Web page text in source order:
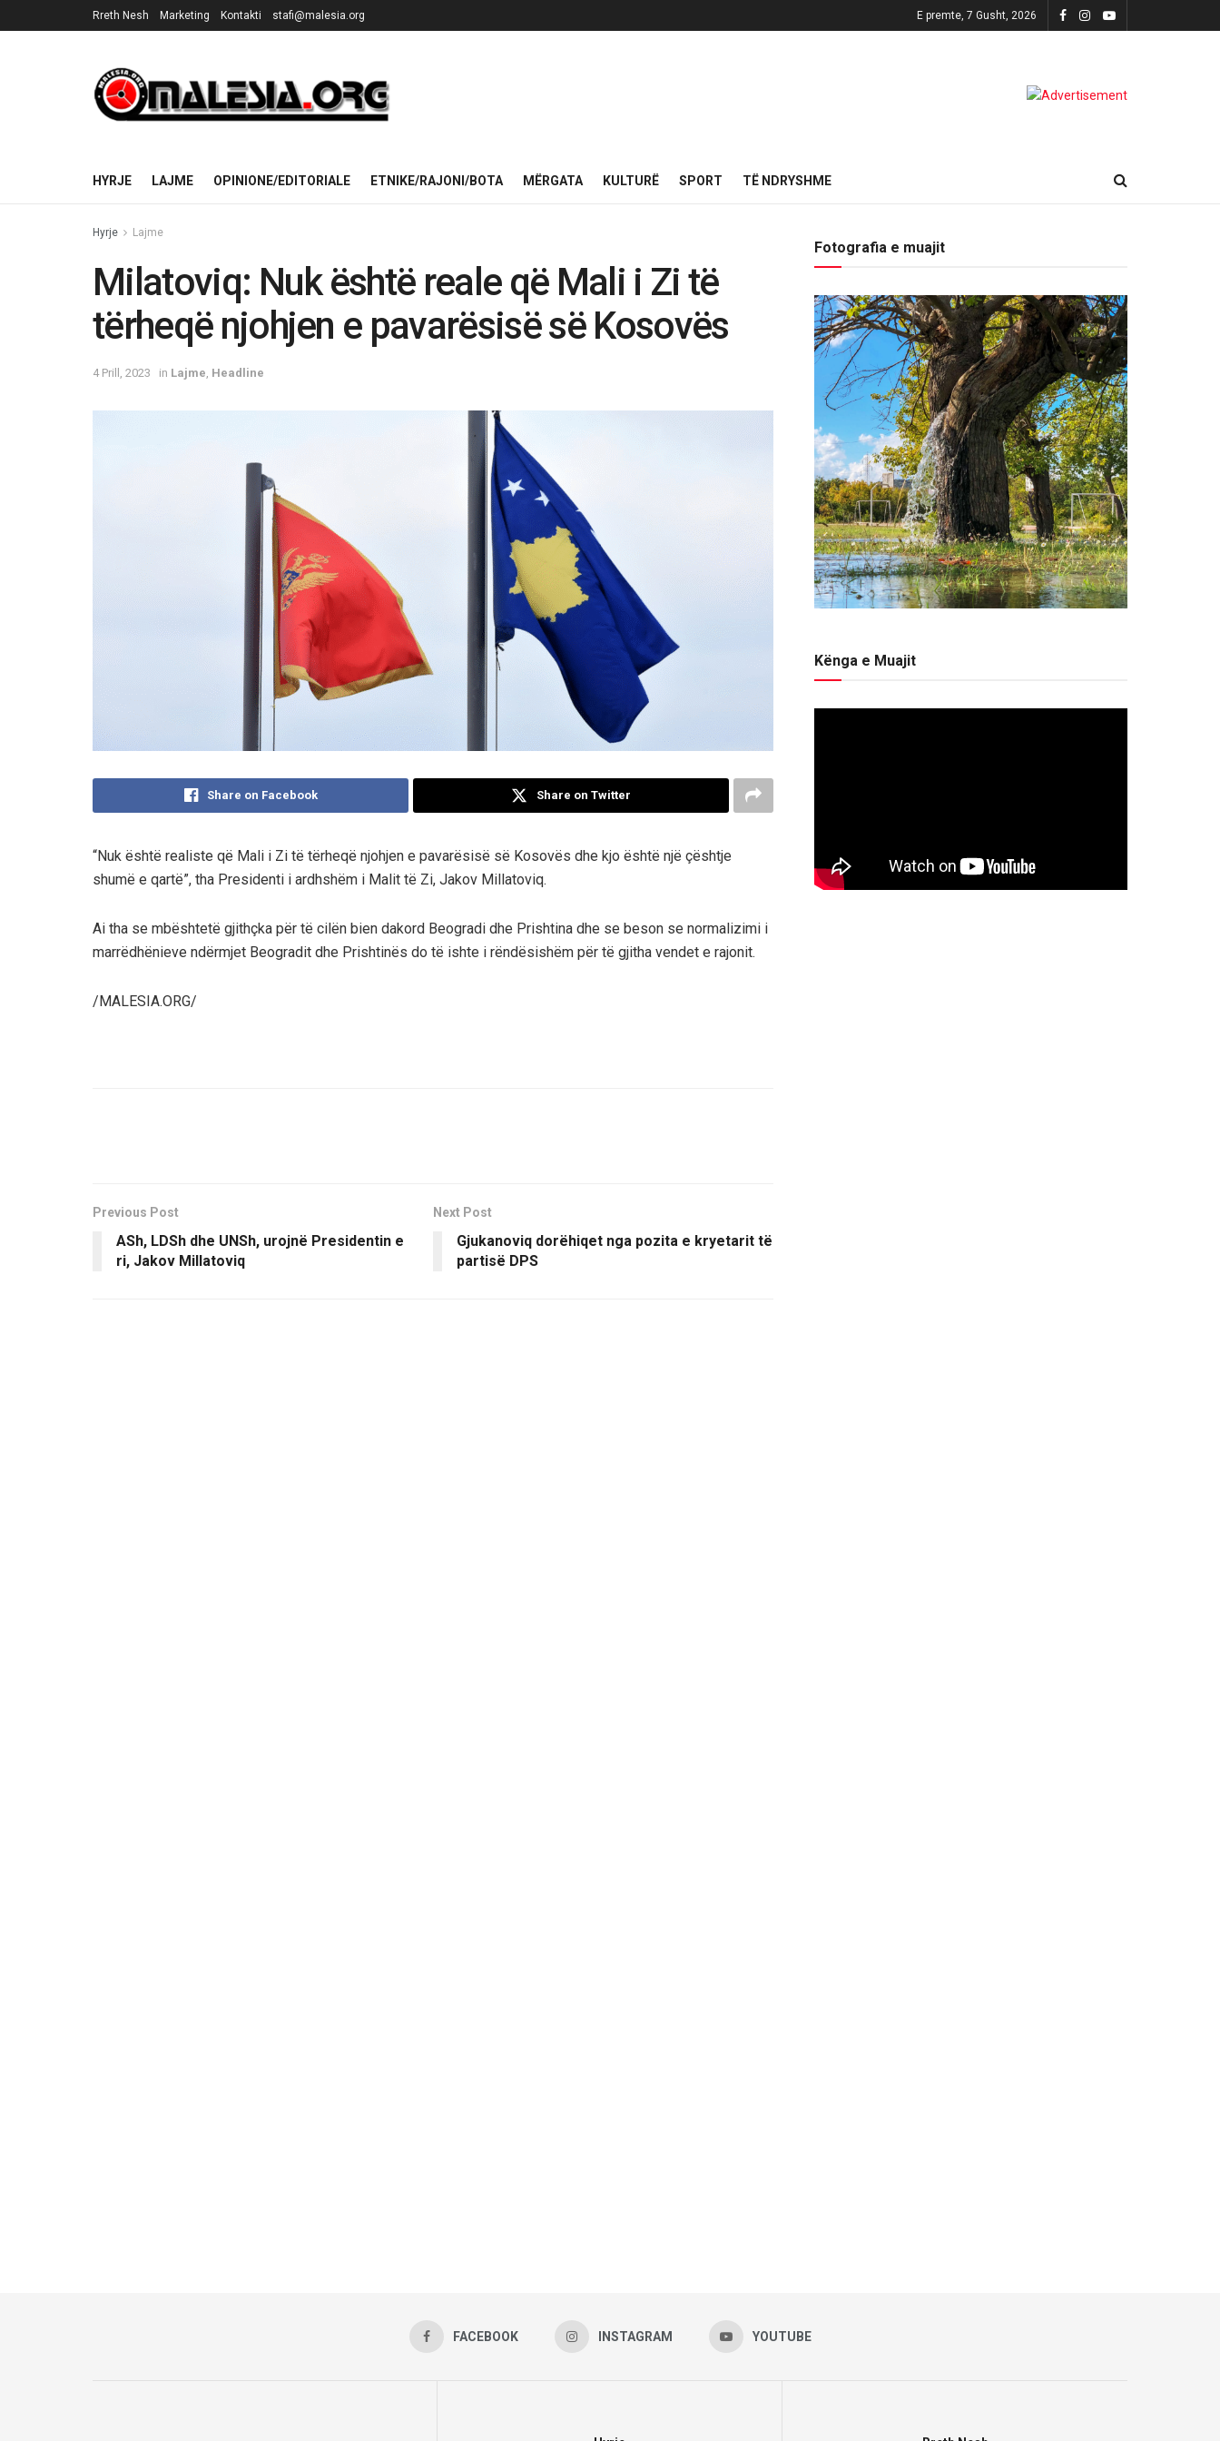
Rreth Nesh Marketing Kontakti stafi@malesia.org E premte, 7 Gusht, 2026
HYRJE LAJME OPINIONE/EDITORIALE ETNIKE/RAJONI/BOTA MËRGATA KULTURË SPORT TË NDRYSHME
Hyrje Lajme
Milatoviq: Nuk është reale që Mali i Zi të
tërheqë njohjen e pavarësisë së Kosovës
4 Prill, 2023 in Lajme Headline
Share on Facebook Share on Twitter
“Nuk është realiste që Mali i Zi të tërheqë njohjen e pavarësisë së Kosovës dhe kjo është një çështje
shumë e qartë”, tha Presidenti i ardhshëm i Malit të Zi, Jakov Millatoviq.
Ai tha se mbështetë gjithçka për të cilën bien dakord Beogradi dhe Prishtina dhe se beson se normalizimi i
marrëdhënieve ndërmjet Beogradit dhe Prishtinës do të ishte i rëndësishëm për të gjitha vendet e rajonit.
/MALESIA.ORG/
Previous Post
ASh, LDSh dhe UNSh, urojnë Presidentin e
ri, Jakov Millatoviq
Next Post
Gjukanoviq dorëhiqet nga pozita e kryetarit të
partisë DPS
Fotografia e muajit
Kënga e Muajit
FACEBOOK INSTAGRAM YOUTUBE